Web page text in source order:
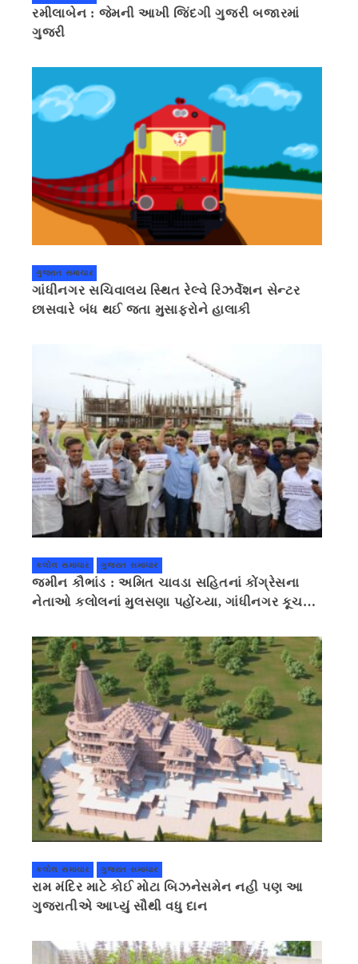
રમીલાબેન : જેમની આખી જિંદગી ગુજરી બજારમાં
ગુજરી
ગુજરાત સમાચાર
ગાંધીનગર સચિવાલય સ્થિત રેલ્વે રિઝર્વેશન સેન્ટર
છાસવારે બંધ થઈ જતા મુસાફરોને હાલાકી
કલોલ સમાચાર ગુજરાત સમાચાર
જમીન કૌભાંડ : અમિત ચાવડા સહિતનાં કોંગ્રેસના
નેતાઓ કલોલનાં મુલસણા પહોંચ્યા, ગાંધીનગર કૂચ
કલોલ સમાચાર ગુજરાત સમાચાર
રામ મંદિર માટે કોઈ મોટા બિઝનેસમેન નહી પણ આ
ગુજરાતીએ આપ્યું સૌથી વધુ દાન